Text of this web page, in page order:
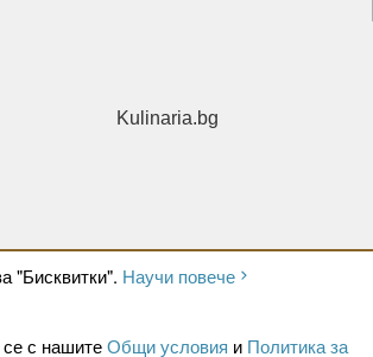
"Бисквитки". Научи повече
с нашитеОбщи условия и Политика за
Kulinaria.bg
Ксениум ООД. Всички права запазени.